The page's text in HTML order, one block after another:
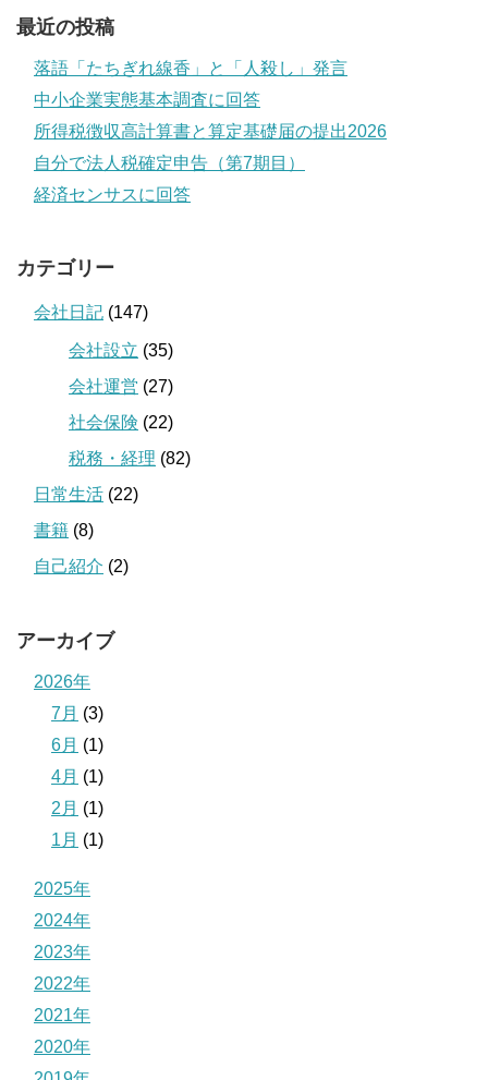
最近の投稿
落語「たちぎれ線香」と「人殺し」発言
中小企業実態基本調査に回答
所得税徴収高計算書と算定基礎届の提出2026
自分で法人税確定申告（第7期目）
経済センサスに回答
カテゴリー
会社日記 (147)
会社設立 (35)
会社運営 (27)
社会保険 (22)
税務・経理 (82)
日常生活 (22)
書籍 (8)
自己紹介 (2)
アーカイブ
2026年
7月 (3)
6月 (1)
4月 (1)
2月 (1)
1月 (1)
2025年
2024年
2023年
2022年
2021年
2020年